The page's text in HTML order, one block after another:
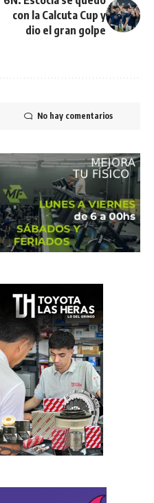
con la Calcuta Cup y
dio el gran golpe
No hay comentarios